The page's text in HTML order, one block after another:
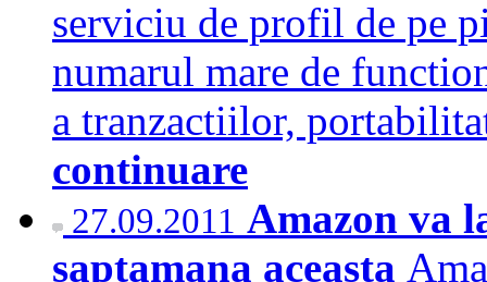
serviciu de profil de pe
numarul mare de
a tranzactiilor,
continuare
27.09.2011 Amazon va
saptamana aceasta